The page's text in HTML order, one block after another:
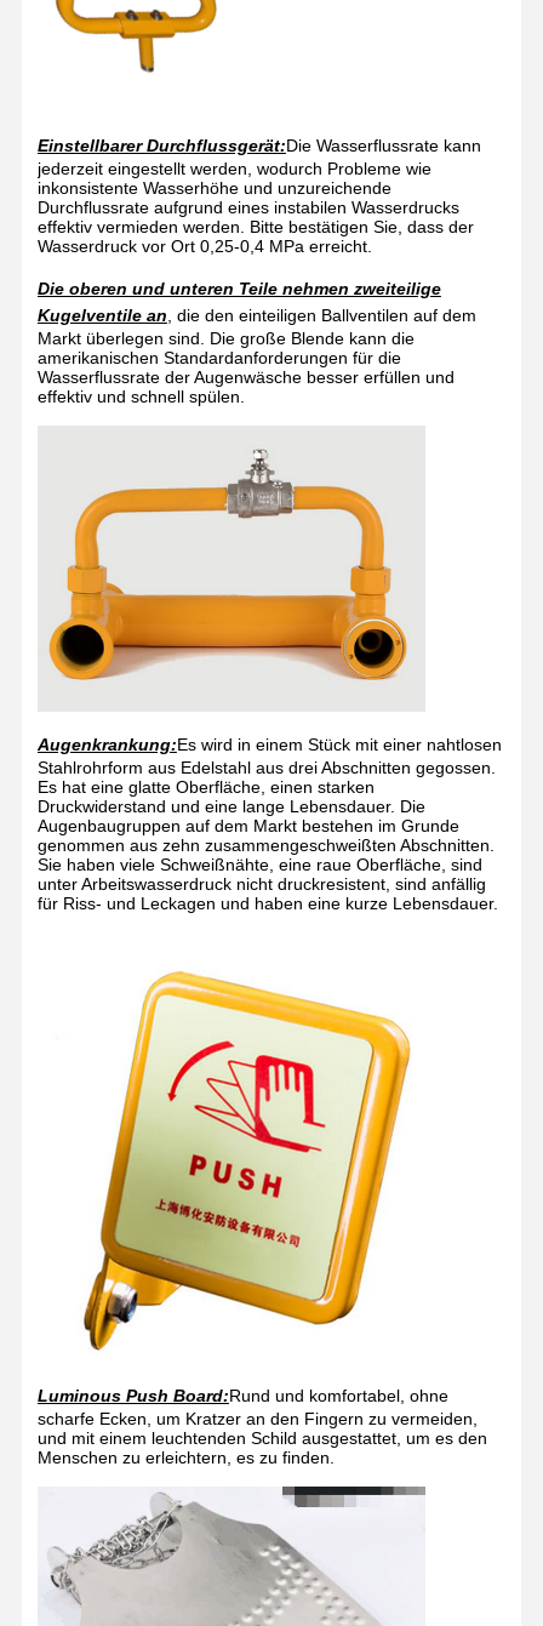
Fußpedal-Augenwaschstation
Geschlossene Augenwaschstation
Gefrierfestes Augenwaschmittel
Tragbares Notfall-Augenwaschmittel
Ersatzteile für Augenwaschmittel
Einstellbarer Durchflussgerät:Die Wasserflussrate kann
jederzeit eingestellt werden, wodurch Probleme wie
inkonsistente Wasserhöhe und unzureichende
Durchflussrate aufgrund eines instabilen Wasserdrucks
effektiv vermieden werden. Bitte bestätigen Sie, dass der
Wasserdruck vor Ort 0,25-0,4 MPa erreicht.
Die oberen und unteren Teile nehmen zweiteilige
Kugelventile an , die den einteiligen Ballventilen auf dem
Markt überlegen sind. Die große Blende kann die
amerikanischen Standardanforderungen für die
Wasserflussrate der Augenwäsche besser erfüllen und
effektiv und schnell spülen.
Augenkrankung:Es wird in einem Stück mit einer nahtlosen
Stahlrohrform aus Edelstahl aus drei Abschnitten gegossen.
Es hat eine glatte Oberfläche, einen starken
Druckwiderstand und eine lange Lebensdauer. Die
Augenbaugruppen auf dem Markt bestehen im Grunde
genommen aus zehn zusammengeschweißten Abschnitten.
Sie haben viele Schweißnähte, eine raue Oberfläche, sind
unter Arbeitswasserdruck nicht druckresistent, sind anfällig
für Riss- und Leckagen und haben eine kurze Lebensdauer.
Luminous Push Board:Rund und komfortabel, ohne
scharfe Ecken, um Kratzer an den Fingern zu vermeiden,
und mit einem leuchtenden Schild ausgestattet, um es den
Menschen zu erleichtern, es zu finden.